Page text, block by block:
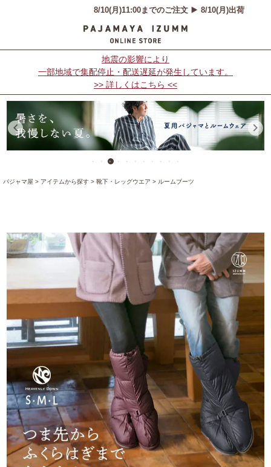
地震の影響により
一部地域で集配停止・配送遅延が発生しています。
>> 詳しくはこちら <<
パジャマ屋 アイテムから探す 靴下・レッグウエア ルームブーツ